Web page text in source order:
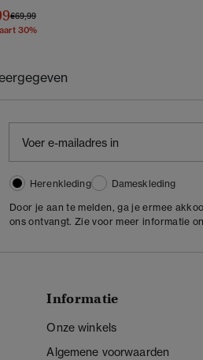
Prijs verlaagd van
€69,99naar
30%
Herenkleding
Dameskleding
Door je aan te melden, ga je ermee
ons ontvangt. Zie voor meer informatie
Informatie
Onze winkels
Algemene voorwaarden